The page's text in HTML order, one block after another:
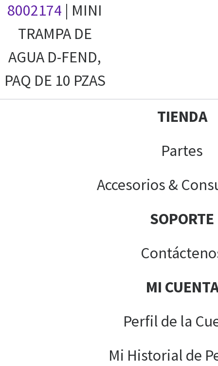
8002174 | MINI
TRAMPA DE
AGUA D-FEND,
PAQ DE 10 PZAS
TIENDA
Partes
Accesorios &
SOPORTE
MI
Perfil de la
Mi Historial de